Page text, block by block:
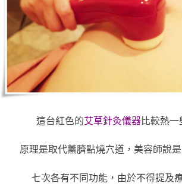
這台紅色的艾草針灸儀器比較熱一
原理是取代薰臍點燒穴道，美容師說是
七次各有不同功能，由於不得提及